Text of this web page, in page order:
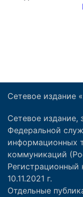
Сетевое издание
Сетевое издание,
Федеральной
информационных
коммуникаций
10.11.2021 г.
Отдельные